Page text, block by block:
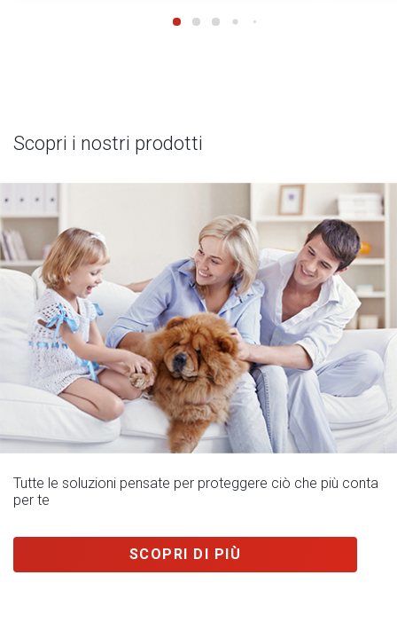
Scopri i nostri prodotti
Tutte le soluzioni pensate per proteggere ciò che più conta
per te
SCOPRI DI PIÙ